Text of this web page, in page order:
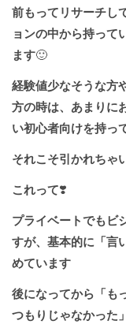
前もってリサーチし
ョンの中から持って
ます🙂
経験値少なそうな方
方の時は、あまりに
い初心者向けを持っ
それこそ引かれちゃ
これって❣️
プライベートでもビ
すが、基本的に「言
めています
後になってから「も
つもりじゃなかった